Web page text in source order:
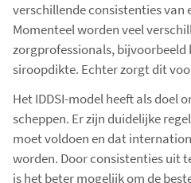
verschillende consistenties van
Momenteel worden veel
zorgprofessionals,
siroopdikte. Echter zorgt dit
Het IDDSI-model heeft als doel
scheppen. Er zijn duidelijke
moet voldoen en dat
worden. Door consistenties uit
is het beter mogelijk om de